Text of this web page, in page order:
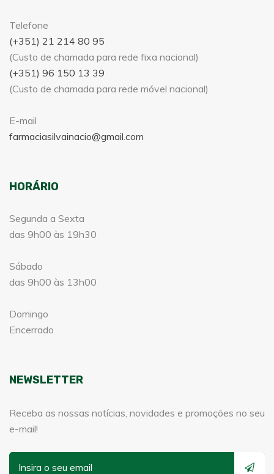
Telefone
(+351) 21 214 80 95
(Custo de chamada para rede fixa nacional)
(+351) 96 150 13 39
(Custo de chamada para rede móvel nacional)
E-mail
farmaciasilvainacio@gmail.com
HORÁRIO
Segunda a Sexta
das 9h00 às 19h30
Sábado
das 9h00 às 13h00
Domingo
Encerrado
NEWSLETTER
Receba as nossas notícias, novidades e promoções no seu
e-mail!